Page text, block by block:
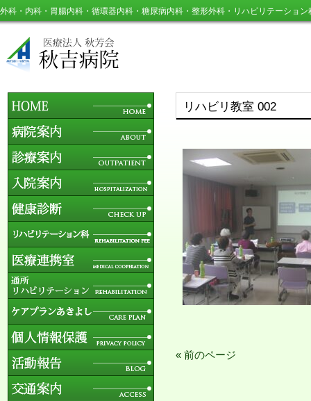
外科・内科・胃腸内科・循環器内科・糖尿病内科・整形外科・リハビリテーション
リハビリ教室 002
« 前のページ